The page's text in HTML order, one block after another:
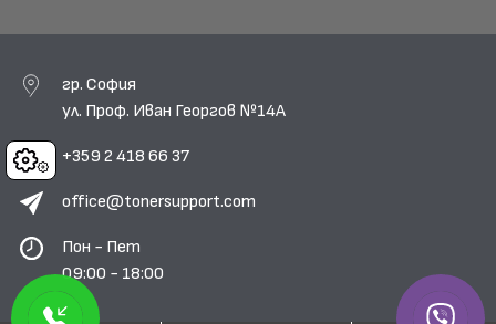
Cookies
гр. София
ул. Проф. Иван Георгов №14А
+359 2 418 66 37
office@tonersupport.com
Пон - Пет
09:00 - 18:00